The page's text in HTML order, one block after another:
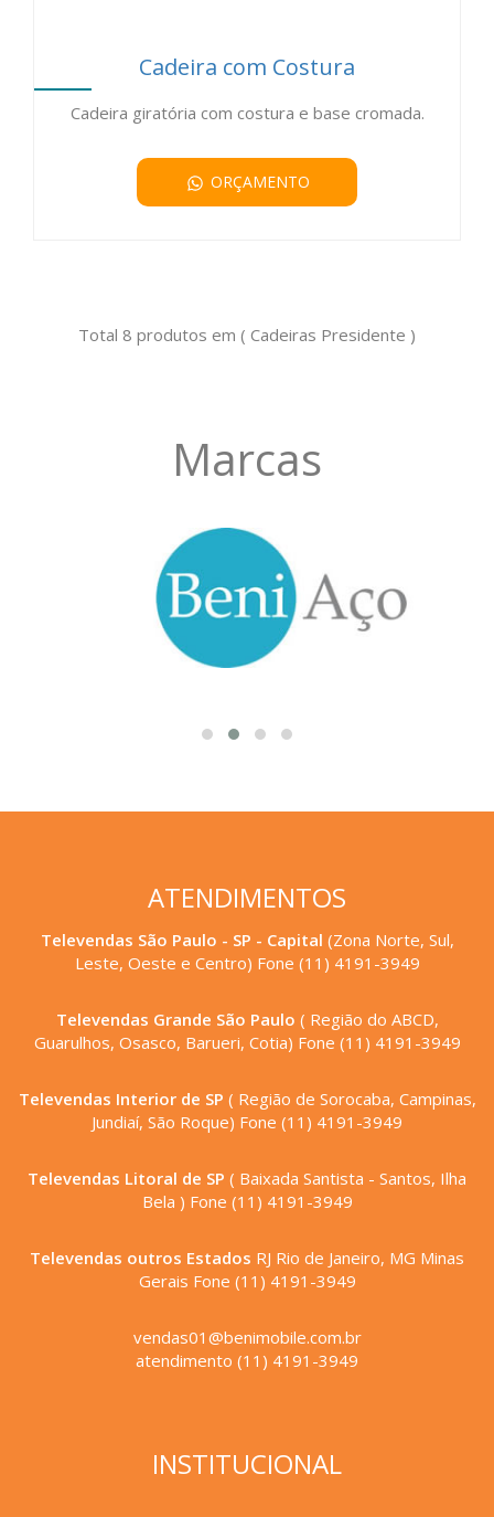
Cadeira com Costura
Cadeira giratória com costura e base cromada.
ORÇAMENTO
Total 8 produtos em ( Cadeiras Presidente )
Marcas
ATENDIMENTOS
Televendas São Paulo - SP - Capital (Zona Norte, Sul,
Leste, Oeste e Centro) Fone (11) 4191-3949
Televendas Grande São Paulo ( Região do ABCD,
Guarulhos, Osasco, Barueri, Cotia) Fone (11) 4191-3949
Televendas Interior de SP ( Região de Sorocaba, Campinas,
Jundiaí, São Roque) Fone (11) 4191-3949
Televendas Litoral de SP ( Baixada Santista - Santos, Ilha
Bela ) Fone (11) 4191-3949
Televendas outros Estados RJ Rio de Janeiro, MG Minas
Gerais Fone (11) 4191-3949
vendas01@benimobile.com.br
atendimento (11) 4191-3949
INSTITUCIONAL